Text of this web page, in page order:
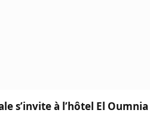
s’invite à l’hôtel El Oumnia